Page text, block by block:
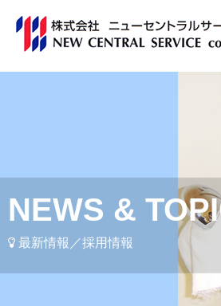
NEWS &
最新情報／採用情報